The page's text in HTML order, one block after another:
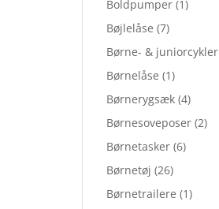
Boldpumper (1)
Bøjlelåse (7)
Børne- & juniorcykler
Børnelåse (1)
Børnerygsæk (4)
Børnesoveposer (2)
Børnetasker (6)
Børnetøj (26)
Børnetrailere (1)